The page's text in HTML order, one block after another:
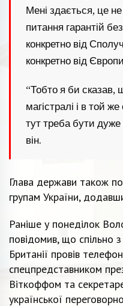
Мені здається, це
питання гарантій
конкретно від
конкретно від
“Тобто я би сказав,
магістралі і в той
тут треба бути
він.
Глава держави також
групам України,
Раніше у понеділок
повідомив, що спільно
Британії провів
спецпредставником
Віткоффом та
української